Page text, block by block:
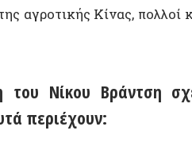
σημαίνει η
διάκρισης είναι — ακόμα και
ως ικανότητα